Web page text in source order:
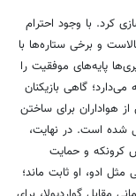
کرد. با وجود احترام
و برخی ستاره‌ها با
پایه‌های موفقیت را
گاهی بازیکنان
هواداران برای ساختن
شده است. در نهایت،
کرونکه و حمایت
ادو، او ثابت ماند؛